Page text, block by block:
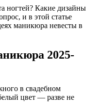
ногтей? Какие дизайны
и в этой статье
маникюра невесты в
2025-
в свадебном
цвет — разве не